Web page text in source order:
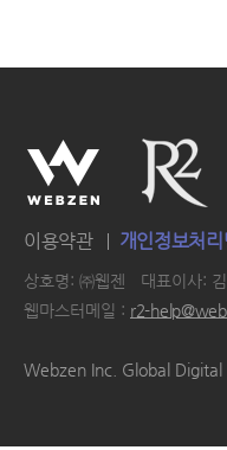
이용약관 개인정보처리
상호명: ㈜웹젠 대표이사:
웹마스터메일 : r2-
Webzen Inc. Global Digital